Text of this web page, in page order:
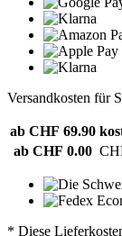
Versandkosten für
ab CHF 69.90
ab CHF 0.00
* Diese